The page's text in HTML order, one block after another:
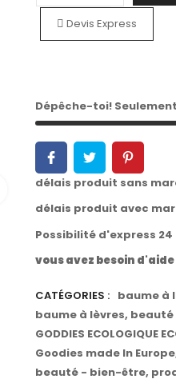
Devis Express
Dépêche-toi! Seulement
délais produit sans
délais produit avec
Possibilité d'express 24
vous avez besoin
CATÉGORIES : baume à
baume à lèvres,
GODDIES ECOLOGIQUE
Goodies made In Europe
beauté - bien-être,